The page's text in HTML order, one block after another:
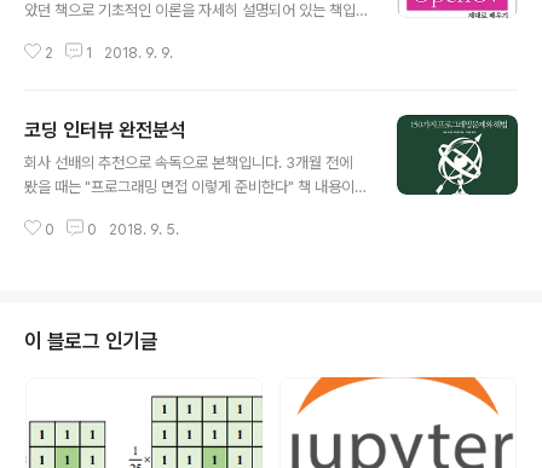
았던 책으로 기초적인 이론을 자세히 설명되어 있는 책입
지 설명되어 있습니다.모든 학문에서 동일하겠지만 기본용
e Processing학부 영상처리 및 패턴인식 전공 수업에서
교재 였던 책입니다.번역이 다소 매끄럽지 못하지만 영상
처리 바이블로 유명한 서적입니다. 3. 영상 처리 프로그래
쌓기에 좋은 책이라고 생각합니다.예제 목록중에 차영상을
2 1 2018. 9. 9.
코딩 인터뷰 완전분석
회사 선배의 추천으로 속독으로 본책입니다. 3개월 전에
봤을 때는 "프로그래밍 면접 이렇게 준비한다" 책 내용이랑
책을 다시 보고 느낀점은.. "아는 만큼 보인다." 3개월 전에
제가 많으며 고정관념을 갖고 있으면 절대 못 푼다는 생각
이 들었습니다. 벼는 익을 수록 고개를 숙인 다는 속담이 상
기되며.. 다시 처음으로 돌아가 기초부터 다시 시작해야겠
다고 생각이 들었습니다. 아래는 출판사 서평입니다. 출판
사 서평 “만일 여러분이 IT 기업에 면접을 준비하고 있다
면, 이 책을 공부할..
0 0 2018. 9. 5.
이 블로그 인기글